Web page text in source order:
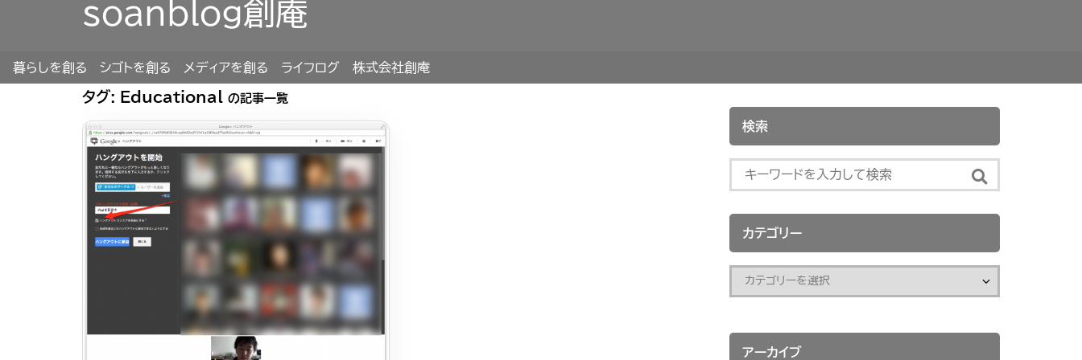
soanblog創庵
暮らしを創る シゴトを創る メディアを創る ライフログ 株式会社創庵
タグ: Educational の記事一覧
検索
カテゴリー
アーカイブ